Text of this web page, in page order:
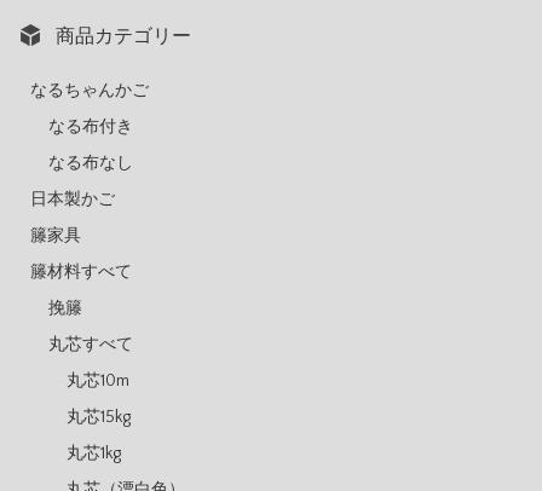
商品カテゴリー
なるちゃんかご
なる布付き
なる布なし
日本製かご
籐家具
籐材料すべて
挽籐
丸芯すべて
丸芯10m
丸芯15kg
丸芯1kg